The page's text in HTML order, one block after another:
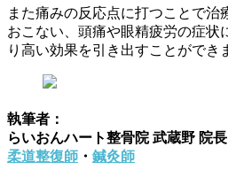
また痛みの反応点に打つことで治
おこない、頭痛や眼精疲労の症状
り高い効果を引き出すことができ
執筆者：
らいおんハート整骨院 武蔵野 院
柔道整復師 ・ 鍼灸師